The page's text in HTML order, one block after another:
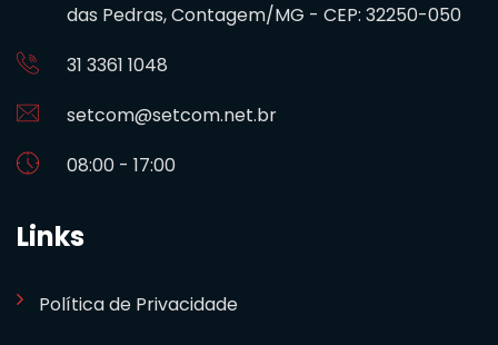
das Pedras, Contagem/MG - CEP: 32250-050
31 3361 1048
setcom@setcom.net.br
08:00 - 17:00
Links
Política de Privacidade